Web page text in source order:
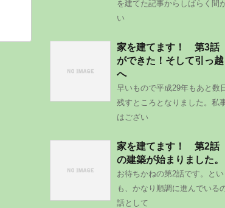
を建てた記事からしばらく間
い
家を建てます！ 第3
ができた！そして引っ越
へ
早いもので平成29年もあと数
残すところとなりました。私
はござい
家を建てます！ 第2
の建築が始まりました。
お待ちかねの第2話です。とい
も、かなり順調に進んでいる
話として